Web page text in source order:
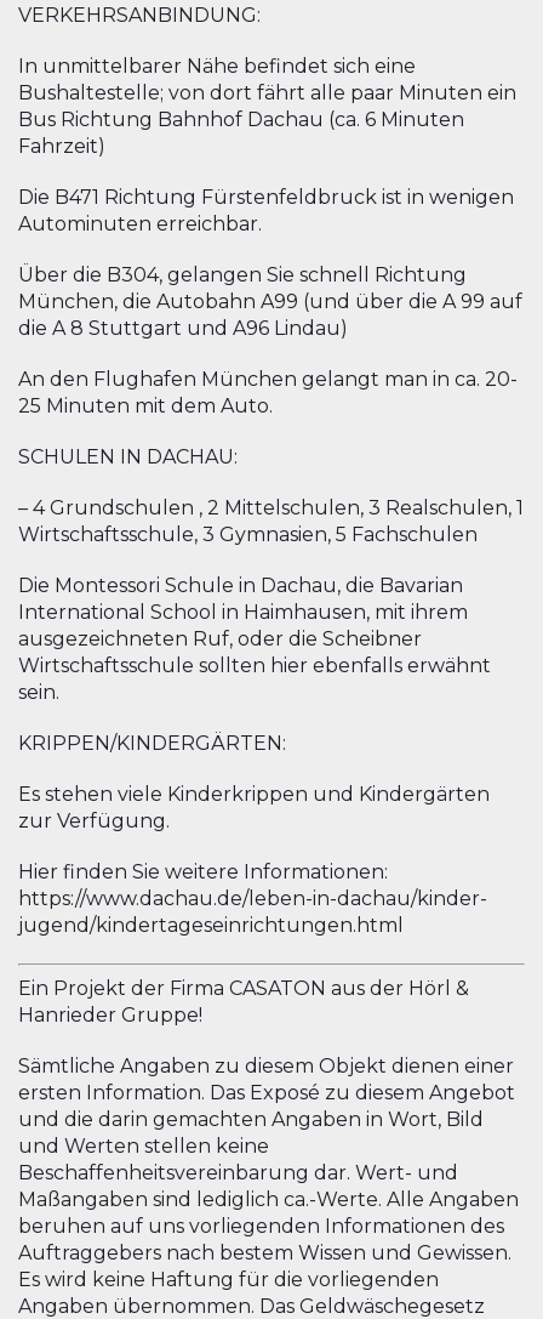
VERKEHRSANBINDUNG:
In unmittelbarer Nähe befindet sich eine
Bushaltestelle; von dort fährt alle paar Minuten ein
Bus Richtung Bahnhof Dachau (ca. 6 Minuten
Fahrzeit)
Die B471 Richtung Fürstenfeldbruck ist in wenigen
Autominuten erreichbar.
Über die B304, gelangen Sie schnell Richtung
München, die Autobahn A99 (und über die A 99 auf
die A 8 Stuttgart und A96 Lindau)
An den Flughafen München gelangt man in ca. 20-
25 Minuten mit dem Auto.
SCHULEN IN DACHAU:
– 4 Grundschulen , 2 Mittelschulen, 3 Realschulen, 1
Wirtschaftsschule, 3 Gymnasien, 5 Fachschulen
Die Montessori Schule in Dachau, die Bavarian
International School in Haimhausen, mit ihrem
ausgezeichneten Ruf, oder die Scheibner
Wirtschaftsschule sollten hier ebenfalls erwähnt
sein.
KRIPPEN/KINDERGÄRTEN:
Es stehen viele Kinderkrippen und Kindergärten
zur Verfügung.
Hier finden Sie weitere Informationen:
https://www.dachau.de/leben-in-dachau/kinder-
jugend/kindertageseinrichtungen.html
Ein Projekt der Firma CASATON aus der Hörl &
Hanrieder Gruppe!
Sämtliche Angaben zu diesem Objekt dienen einer
ersten Information. Das Exposé zu diesem Angebot
und die darin gemachten Angaben in Wort, Bild
und Werten stellen keine
Beschaffenheitsvereinbarung dar. Wert- und
Maßangaben sind lediglich ca.-Werte. Alle Angaben
beruhen auf uns vorliegenden Informationen des
Auftraggebers nach bestem Wissen und Gewissen.
Es wird keine Haftung für die vorliegenden
Angaben übernommen. Das Geldwäschegesetz